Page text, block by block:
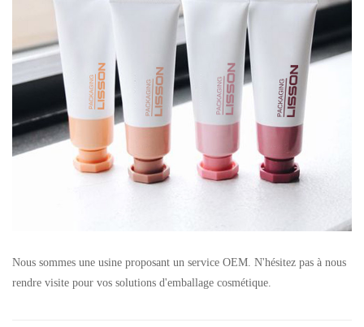
Nous sommes une usine proposant un service OEM. N'hésitez pas à nous
rendre visite pour vos solutions d'emballage cosmétique.